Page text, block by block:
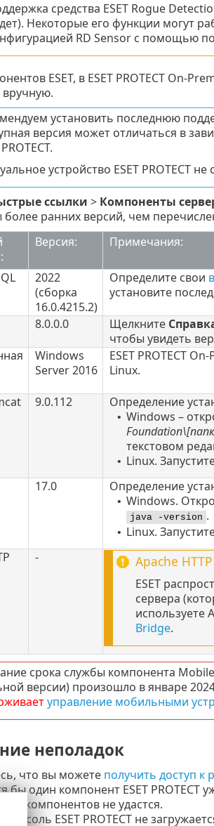
средства ESET Rogue
Некоторые его функции могут
RD Sensor с помощью
ESET, в ESET PROTECT On-
установить последнюю
версия может отличаться в
устройство ESET PROTECT
ссылки > Компоненты
ранних версий, чем
Версия: Примечания:
2022
(сборка
16.0.4215.2)
Определите свои
установите
8.0.0.0 Щелкните
чтобы увидеть
Windows
Server 2016
ESET PROTECT
Linux.
9.0.112 Определение
• Windows –
Foundation\[
текстовом
• Linux.
17.0 Определение
• Windows.
java -version .
• Linux.
- Apache
ESET
сервера
используете
Bridge.
срока службы компонента
версии) произошло в январе
управление мобильными
неполадок
что вы можете получить доступ к
бы один компонент ESET
компонентов не удастся.
консоль ESET PROTECT не